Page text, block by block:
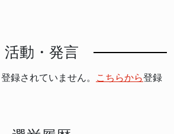
活動・発言
録されていません。 こちらから登録